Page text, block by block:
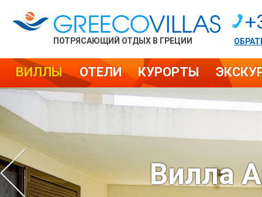
ПОТРЯСАЮЩИЙ ОТДЫХ В ГРЕЦИИ
ВИЛЛЫ ОТЕЛИ КУРОРТЫ
Вилла